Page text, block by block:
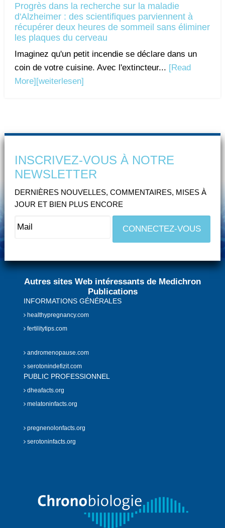
Progrès dans la recherche sur la maladie
d'Alzheimer : des scientifiques parviennent à
récupérer deux heures de sommeil sans éliminer
les plaques du cerveau
Imaginez qu'un petit incendie se déclare dans un
coin de votre cuisine. Avec l'extincteur... [Read
More][weiterlesen]
INSCRIVEZ-VOUS À NOTRE
NEWSLETTER
DERNIÈRES NOUVELLES, COMMENTAIRES, MISES À
JOUR ET BIEN PLUS ENCORE
Autres sites Web intéressants de Medichron
Publications
INFORMATIONS GÉNÉRALES
healthypregnancy.com
fertilitytips.com
andromenopause.com
serotonindefizit.com
PUBLIC PROFESSIONNEL
dheafacts.org
melatoninfacts.org
pregnenolonfacts.org
serotoninfacts.org